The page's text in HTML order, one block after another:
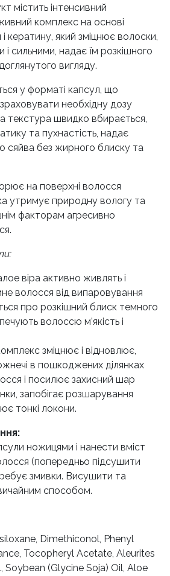
містить інтенсивний
комплекс на основі
кератину, який зміцнює волоски,
сильними, надає їм розкішного
вигляду.
у форматі капсул, що
необхідну дозу
текстура швидко вбирається,
та пухнастість, надає
сяйва без жирного блиску та
на поверхні волосся
утримує природну вологу та
факторам агресивно
віра активно живлять і
волосся від випаровування
про розкішний блиск темного
волоссю м’якість і
зміцнює і відновлює,
в пошкоджених ділянках
і посилює захисний шар
запобігає розшарування
тонкі локони.
ножицями і нанести вміст
(попередньо підсушити
змивки. Висушити та
способом.
Dimethiconol, Phenyl
Tocopheryl Acetate, Aleurites
Soybean (Glycine Soja) Oil, Aloe